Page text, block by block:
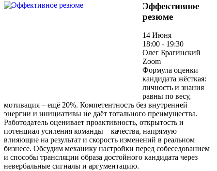
Эффективное
резюме
14 Июня
18:00 - 19:30
Олег Брагинский
Zoom
Формула оценки
кандидата жёсткая:
личность и знания
равны по весу,
мотивация – ещё 20%. Компетентность без внутренней
энергии и инициативы не даёт тотального преимущества.
Работодатель оценивает проактивность, открытость и
потенциал усиления команды – качества, напрямую
влияющие на результат и скорость изменений в реальном
бизнесе. Обсудим механику настройки перед собеседованием
и способы трансляции образа достойного кандидата через
невербальные сигналы и аргументацию.